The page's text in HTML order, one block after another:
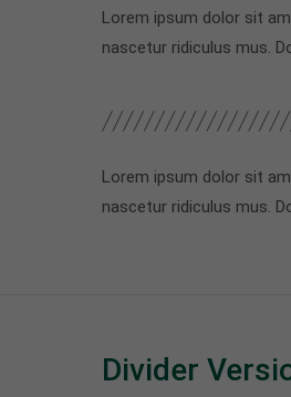
Lorem ipsum dolor sit
nascetur ridiculus mus.
Lorem ipsum dolor sit
nascetur ridiculus mus.
Divider